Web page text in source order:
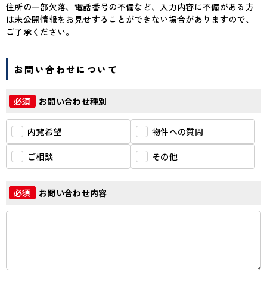
住所の一部欠落、電話番号の不備など、入力内容に不備がある方
は未公開情報をお見せすることができない場合がありますので、
ご了承ください。
お問い合わせについて
必須 お問い合わせ種別
内覧希望 物件への質問
ご相談 その他
必須 お問い合わせ内容